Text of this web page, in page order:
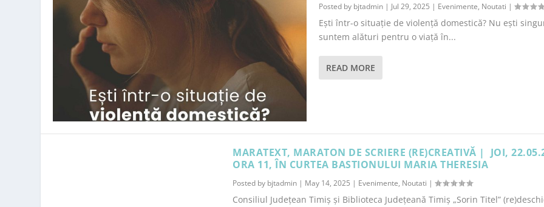
Posted by bjtadmin| Jul 29, 2025 | Evenimente, Noutati |
Ești într-o situație de violență domestică? Nu ești
suntem alături pentru o viață în...
READ MORE
MARATEXT, MARATON DE SCRIERE (RE)CREATIVĂ | JOI,
ORA 11, ÎN CURTEA BASTIONULUI MARIA THERESIA
Posted by bjtadmin | May 14, 2025 | Evenimente, Noutati |
Consiliul Județean Timiș și Biblioteca Județeană Timiș „Sorin Titel”